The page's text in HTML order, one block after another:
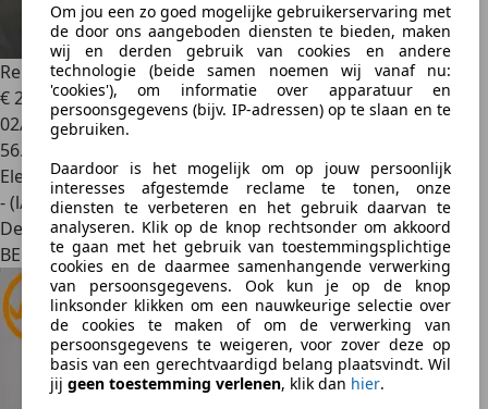
Om jou een zo goed mogelijke gebruikerservaring met
de door ons aangeboden diensten te bieden, maken
wij en derden gebruik van cookies en andere
technologie (beide samen noemen wij vanaf nu:
'cookies'), om informatie over apparatuur en
persoonsgegevens (bijv. IP-adressen) op te slaan en te
gebruiken.
Daardoor is het mogelijk om op jouw persoonlijk
interesses afgestemde reclame te tonen, onze
diensten te verbeteren en het gebruik daarvan te
analyseren. Klik op de knop rechtsonder om akkoord
te gaan met het gebruik van toestemmingsplichtige
cookies en de daarmee samenhangende verwerking
van persoonsgegevens. Ook kun je op de knop
linksonder klikken om een nauwkeurige selectie over
de cookies te maken of om de verwerking van
persoonsgegevens te weigeren, voor zover deze op
basis van een gerechtvaardigd belang plaatsvindt. Wil
jij geen toestemming verlenen, klik dan hier.
Renault AustralTECHNO Benzine 160pk
€ 24.500
02/2023
56.382 km
Elektrisch/Benzine
- (l/100 km)
Dealer
BE 8000